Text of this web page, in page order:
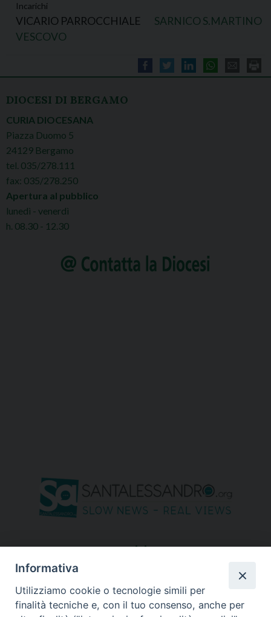
Incarichi
VICARIO PARROCCHIALE
SARNICO S.MARTINO
VESCOVO
DIOCESI DI BERGAMO
CURIA DIOCESANA
Piazza Duomo 5
24129 Bergamo
tel. 035/278.111
fax: 035/278.250
Apertura al pubblico
lunedì - venerdì
h. 08.30 - 12.30
seguici su
Informativa
Utilizziamo cookie o tecnologie simili per
finalità tecniche e, con il tuo consenso, anche per